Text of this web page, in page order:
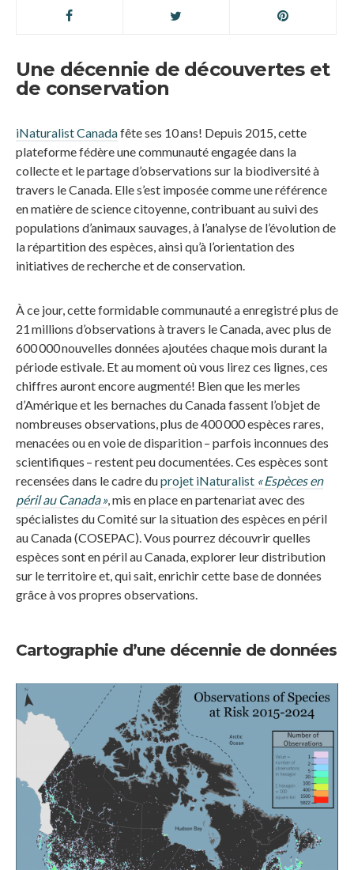
Une décennie de découvertes et
de conservation
iNaturalist Canadafête ses 10 ans! Depuis 2015, cette
plateforme fédère une communauté engagée dans la
collecte et le partage d’observations sur la biodiversité à
travers le Canada. Elle s’est imposée comme une référence
en matière de science citoyenne, contribuant au suivi des
populations d’animaux sauvages, à l’analyse de l’évolution de
la répartition des espèces, ainsi qu’à l’orientation des
initiatives de recherche et de conservation.
À ce jour, cette formidable communauté a enregistré plus de
21 millions d’observations à travers le Canada, avec plus de
600 000 nouvelles données ajoutées chaque mois durant la
période estivale. Et au moment où vous lirez ces lignes, ces
chiffres auront encore augmenté! Bien que les merles
d’Amérique et les bernaches du Canada fassent l’objet de
nombreuses observations, plus de 400 000 espèces rares,
menacées ou en voie de disparition – parfois inconnues des
scientifiques – restent peu documentées. Ces espèces sont
recensées dans le cadre duprojet iNaturalist « Espèces en
péril au Canada », mis en place en partenariat avec des
spécialistes du Comité sur la situation des espèces en péril
au Canada (COSEPAC). Vous pourrez découvrir quelles
espèces sont en péril au Canada, explorer leur distribution
sur le territoire et, qui sait, enrichir cette base de données
grâce à vos propres observations.
Cartographie d’une décennie de données